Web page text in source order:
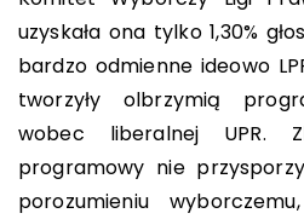
uzyskała ona tylko 1,30%
bardzo odmienne ideowo
tworzyły olbrzymią
wobec liberalnej UPR.
programowy nie
porozumieniu